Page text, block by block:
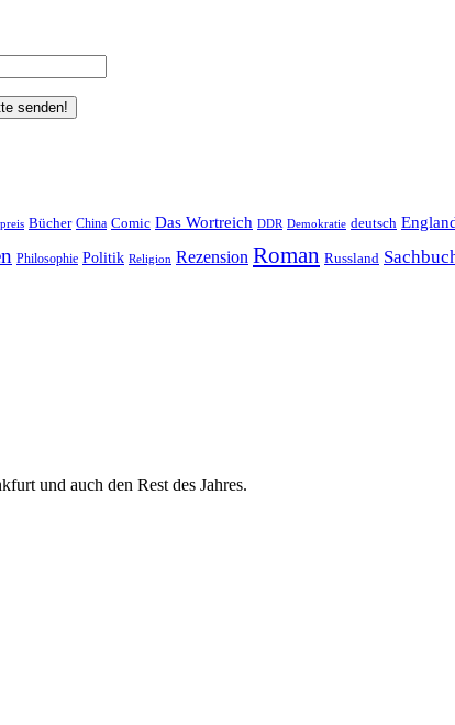
Bücher China Comic Das Wortreich DDR Demokratie deutsch
Philosophie Politik Religion Rezension Roman Russland
und auch den Rest des Jahres.